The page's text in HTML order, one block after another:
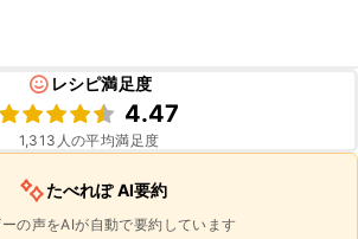
レシピ満足度
4.47
1,313 人の平均満足度
たべれぽ AI要約
の声をAIが自動で要約しています